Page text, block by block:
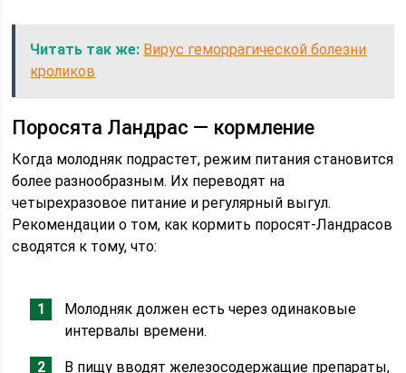
Читать так же: Вирус геморрагической болезни
кроликов
Поросята Ландрас — кормление
Когда молодняк подрастет, режим питания становится
более разнообразным. Их переводят на
четырехразовое питание и регулярный выгул.
Рекомендации о том, как кормить поросят-Ландрасов
сводятся к тому, что:
Молодняк должен есть через одинаковые
интервалы времени.
В пищу вводят железосодержащие препараты,